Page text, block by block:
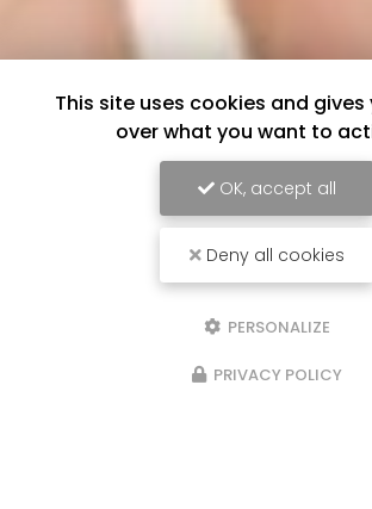
This site uses cookies and
over what you want to
OK, accept all
Deny all cookies
PERSONALIZE
PRIVACY POLICY